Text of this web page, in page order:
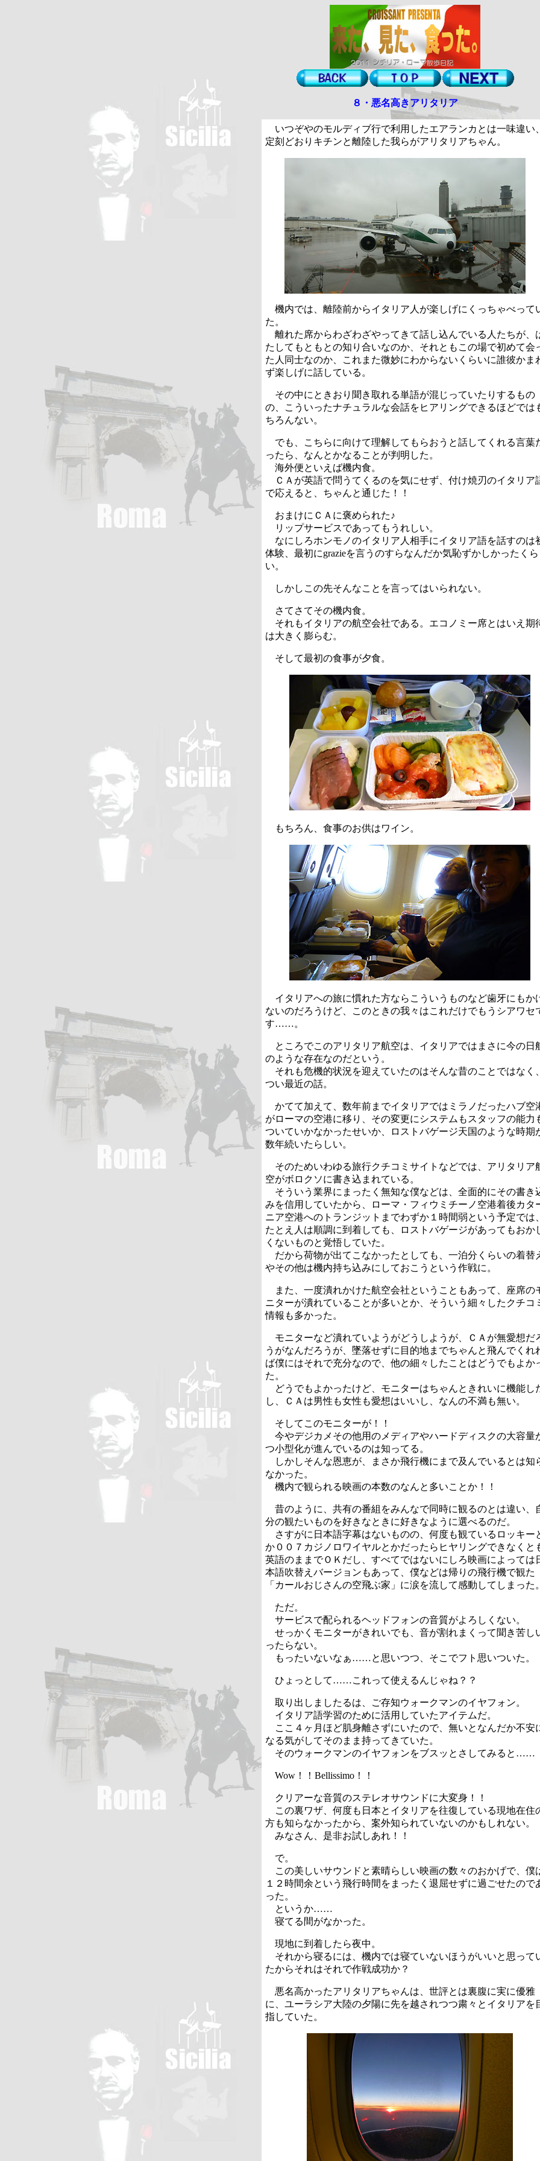
８・悪名高きアリタリア
いつぞやのモルディブ行で利用したエアランカとは一味違い
定刻どおりキチンと離陸した我らがアリタリアちゃん。
機内では、離陸前からイタリア人が楽しげにくっちゃべって
た。
離れた席からわざわざやってきて話し込んでいる人たちが、
たしてもともとの知り合いなのか、それともこの場で初めて会
た人同士なのか、これまた微妙にわからないくらいに誰彼かま
ず楽しげに話している。
その中にときおり聞き取れる単語が混じっていたりするもの
の、こういったナチュラルな会話をヒアリングできるほどでは
ちろんない。
でも、こちらに向けて理解してもらおうと話してくれる言葉
ったら、なんとかなることが判明した。
海外便といえば機内食。
ＣＡが英語で問うてくるのを気にせず、付け焼刃のイタリア
で応えると、ちゃんと通じた！！
おまけにＣＡに褒められた♪
リップサービスであってもうれしい。
なにしろホンモノのイタリア人相手にイタリア語を話すのは
体験、最初にgrazieを言うのすらなんだか気恥ずかしかったくら
い。
しかしこの先そんなことを言ってはいられない。
さてさてその機内食。
それもイタリアの航空会社である。エコノミー席とはいえ期
は大きく膨らむ。
そして最初の食事が夕食。
もちろん、食事のお供はワイン。
イタリアへの旅に慣れた方ならこういうものなど歯牙にもか
ないのだろうけど、このときの我々はこれだけでもうシアワセ
す……。
ところでこのアリタリア航空は、イタリアではまさに今の日
のような存在なのだという。
それも危機的状況を迎えていたのはそんな昔のことではなく
つい最近の話。
かてて加えて、数年前までイタリアではミラノだったハブ空
がローマの空港に移り、その変更にシステムもスタッフの能力
ついていかなかったせいか、ロストバゲージ天国のような時期
数年続いたらしい。
そのためいわゆる旅行クチコミサイトなどでは、アリタリア
空がボロクソに書き込まれている。
そういう業界にまったく無知な僕などは、全面的にその書き
みを信用していたから、ローマ・フィウミチーノ空港着後カタ
ニア空港へのトランジットまでわずか１時間弱という予定では
たとえ人は順調に到着しても、ロストバゲージがあってもおか
くないものと覚悟していた。
だから荷物が出てこなかったとしても、一泊分くらいの着替
やその他は機内持ち込みにしておこうという作戦に。
また、一度潰れかけた航空会社ということもあって、座席の
ニターが潰れていることが多いとか、そういう細々したクチコ
情報も多かった。
モニターなど潰れていようがどうしようが、ＣＡが無愛想だ
うがなんだろうが、墜落せずに目的地までちゃんと飛んでくれ
ば僕にはそれで充分なので、他の細々したことはどうでもよか
た。
どうでもよかったけど、モニターはちゃんときれいに機能し
し、ＣＡは男性も女性も愛想はいいし、なんの不満も無い。
そしてこのモニターが！！
今やデジカメその他用のメディアやハードディスクの大容量
つ小型化が進んでいるのは知ってる。
しかしそんな恩恵が、まさか飛行機にまで及んでいるとは知
なかった。
機内で観られる映画の本数のなんと多いことか！！
昔のように、共有の番組をみんなで同時に観るのとは違い、
分の観たいものを好きなときに好きなように選べるのだ。
さすがに日本語字幕はないものの、何度も観ているロッキー
か００７カジノロワイヤルとかだったらヒヤリングできなくと
英語のままでＯＫだし、すべてではないにしろ映画によっては
本語吹替えバージョンもあって、僕などは帰りの飛行機で観た
「カールおじさんの空飛ぶ家」に涙を流して感動してしまった
ただ。
サービスで配られるヘッドフォンの音質がよろしくない。
せっかくモニターがきれいでも、音が割れまくって聞き苦し
ったらない。
もったいないなぁ……と思いつつ、そこでフト思いついた。
ひょっとして……これって使えるんじゃね？？
取り出しましたるは、ご存知ウォークマンのイヤフォン。
イタリア語学習のために活用していたアイテムだ。
ここ４ヶ月ほど肌身離さずにいたので、無いとなんだか不安
なる気がしてそのまま持ってきていた。
そのウォークマンのイヤフォンをブスッとさしてみると……
Wow！！ Bellissimo！！
クリアーな音質のステレオサウンドに大変身！！
この裏ワザ、何度も日本とイタリアを往復している現地在住
方も知らなかったから、案外知られていないのかもしれない。
みなさん、是非お試しあれ！！
で。
この美しいサウンドと素晴らしい映画の数々のおかげで、僕
１２時間余という飛行時間をまったく退屈せずに過ごせたので
った。
というか……
寝てる間がなかった。
現地に到着したら夜中。
それから寝るには、機内では寝ていないほうがいいと思って
たからそれはそれで作戦成功か？
悪名高かったアリタリアちゃんは、世評とは裏腹に実に優雅
に、ユーラシア大陸の夕陽に先を越されつつ粛々とイタリアを
指していた。